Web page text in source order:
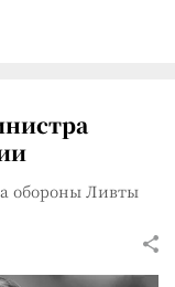
обороны Ливты